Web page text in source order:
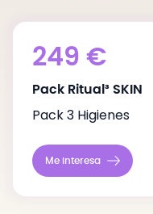
249 €
Pack Ritual³ SKIN
Pack 3 Higienes
Me interesa